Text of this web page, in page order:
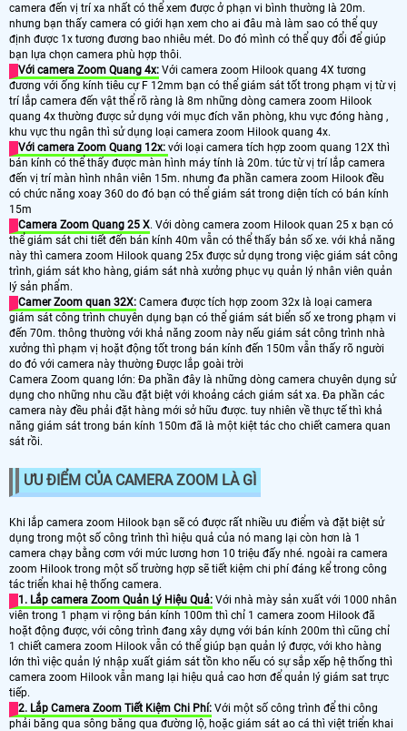
camera đến vị trí xa nhất có thể xem được ở phạn vi bình thường là 20m.
nhưng bạn thấy camera có giới hạn xem cho ai đâu mà làm sao có thể quy
định được 1x tương đương bao nhiêu mét. Do đó mình có thể quy đổi để giúp
bạn lựa chọn camera phù hợp thôi.
Với camera Zoom Quang 4x: Với camera zoom Hilook quang 4X tương
đương với ống kính tiêu cự F 12mm bạn có thể giám sát tốt trong phạm vị từ vị
trí lắp camera đến vật thể rõ ràng là 8m những dòng camera zoom Hilook
quang 4x thường được sử dụng với mục đích văn phòng, khu vực đóng hàng ,
khu vực thu ngân thì sử dụng loại camera zoom Hilook quang 4x.
Với camera Zoom Quang 12x: với loại camera tích hợp zoom quang 12X thì
bán kính có thể thấy được màn hình máy tính là 20m. tức từ vị trí lắp camera
đến vị trí màn hình nhân viên 15m. nhưng đa phần camera zoom Hilook đều
có chức năng xoay 360 do đó bạn có thể giám sát trong diện tích có bán kính
15m
Camera Zoom Quang 25 X. Với dòng camera zoom Hilook quan 25 x bạn có
thể giám sát chi tiết đến bán kính 40m vẫn có thể thấy bản số xe. với khả năng
này thì camera zoom Hilook quang 25x được sử dụng trong việc giám sát công
trình, giám sát kho hàng, giám sát nhà xưởng phục vụ quản lý nhân viên quản
lý sản phẩm.
Camer Zoom quan 32X: Camera được tích hợp zoom 32x là loại camera
giám sát công trình chuyên dụng bạn có thể giám sát biển số xe trong phạm vi
đến 70m. thông thường với khả năng zoom này nếu giám sát công trình nhà
xưởng thì phạm vị hoặt động tốt trong bán kính đến 150m vẫn thấy rõ người
do đó với camera này thường Được lắp goài trời
Camera Zoom quang lớn: Đa phần đây là những dòng camera chuyên dụng sử
dụng cho những nhu cầu đặt biệt với khoảng cách giám sát xa. Đa phần các
camera này đều phải đặt hàng mới sở hữu được. tuy nhiên về thực tế thì khả
năng giám sát trong bán kính 150m đã là một kiệt tác cho chiết camera quan
sát rồi.
ƯU ĐIỂM CỦA CAMERA ZOOM LÀ GÌ
Khi lắp camera zoom Hilook bạn sẽ có được rất nhiều ưu điểm và đặt biệt sử
dụng trong một số công trình thì hiệu quả của nó mang lại còn hơn là 1
camera chạy bằng cơm với mức lương hơn 10 triệu đấy nhé. ngoài ra camera
zoom Hilook trong một số trường hợp sẽ tiết kiệm chi phí đáng kể trong công
tác triển khai hệ thống camera.
1. Lắp camera Zoom Quản Lý Hiệu Quả: Với nhà mày sản xuất với 1000 nhân
viên trong 1 phạm vi rộng bán kính 100m thì chỉ 1 camera zoom Hilook đã
hoặt động được, với công trình đang xây dựng với bán kính 200m thì cũng chỉ
1 chiết camera zoom Hilook vẫn có thể giúp bạn quản lý được, với kho hàng
lớn thì việc quản lý nhập xuất giám sát tồn kho nếu có sự sắp xếp hệ thống thì
camera zoom Hilook vẫn mang lại hiệu quả cao hơn để quản lý giám sat trực
tiếp.
2. Lắp Camera Zoom Tiết Kiệm Chi Phí: Với một số công trình để thi công
phải băng qua sông băng qua đường lộ, hoặc giám sát ao cá thì việt triển khai